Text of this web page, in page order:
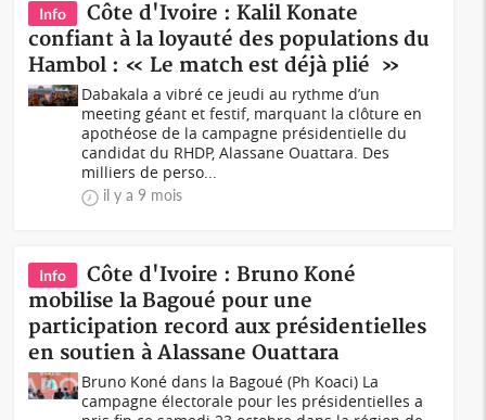
Info
Côte d'Ivoire : Kalil Konate
confiant à la loyauté des populations du
Hambol : « Le match est déjà plié »
Dabakala a vibré ce jeudi au rythme d’un
meeting géant et festif, marquant la clôture en
apothéose de la campagne présidentielle du
candidat du RHDP, Alassane Ouattara. Des
milliers de perso...
il y a 9 mois
Info
Côte d'Ivoire : Bruno Koné
mobilise la Bagoué pour une
participation record aux présidentielles
en soutien à Alassane Ouattara
Bruno Koné dans la Bagoué (Ph Koaci) La
campagne électorale pour les présidentielles a